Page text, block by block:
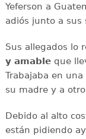
Yeferson a
adiós junto a sus
Sus allegados lo
y amableque
Trabajaba en
su madre y a
Debido al alto
están pidiendo